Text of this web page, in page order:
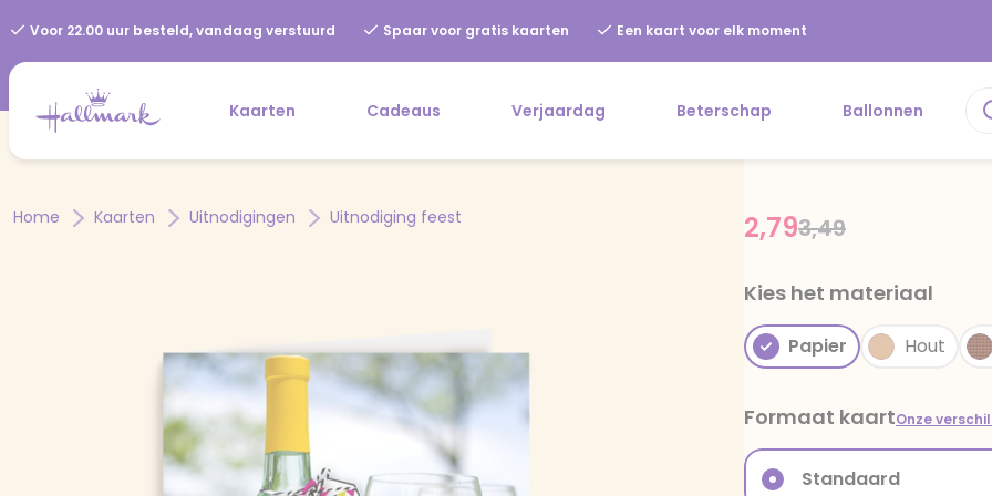
Voor 22.00 uur besteld, vandaag verstuurd Spaar voor gratis kaarten Een kaart voor elk moment
Kaarten Cadeaus Verjaardag Beterschap Ballonnen
Home Kaarten Uitnodigingen Uitnodiging feest Price reduced
3,49to
2,79
Kies het materiaal
Papier Hout
Formaat kaartOnze
Standaard